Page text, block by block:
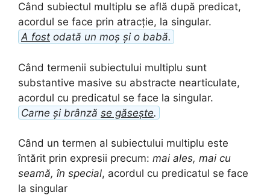
Când subiectul multiplu se află după predicat,
acordul se face prin atracție, la singular.
A fost odată un moș și o babă.
Când termenii subiectului multiplu sunt
substantive masive su abstracte nearticulate,
acordul cu predicatul se face la singular.
Carne și brânză se găsește.
Când un termen al subiectului multiplu este
întărit prin expresii precum: mai ales, mai cu
seamă, în special, acordul cu predicatul se face
la singular